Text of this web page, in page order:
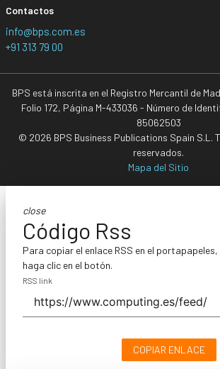
Contactos
info@bps.com.es
+91 313 79 00
BPS está inscrita en el Registro Mercantil de
Folio 172, Página M-433036 - Número de
85062503
© 2026 BPS Business Publications Spain S.L.
reservados.
Mapa del Sitio
close
Código Rss
Para copiar el enlace RSS en el portapapeles,
haga clic en el botón.
RSS link
COPIAR ENLACE